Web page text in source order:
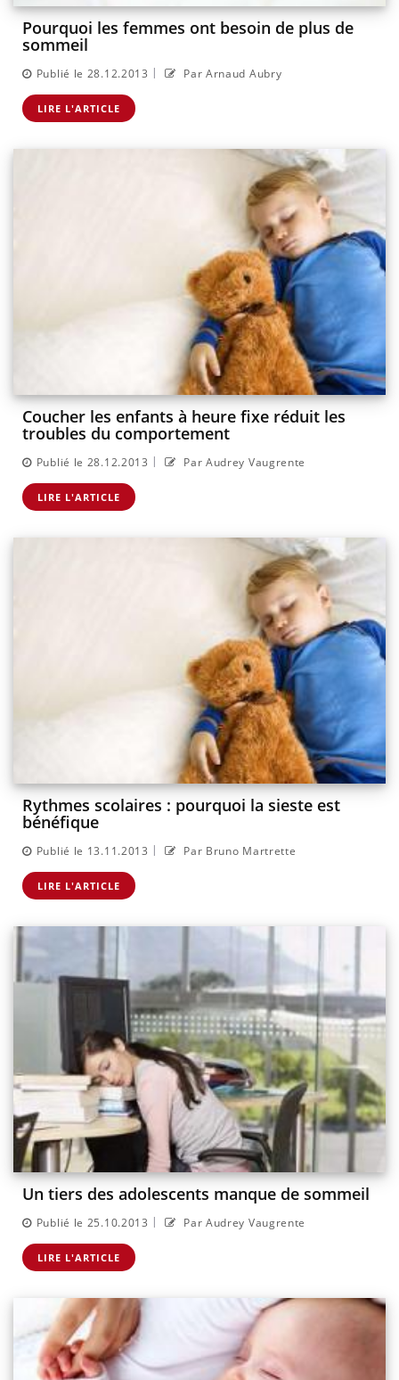
Pourquoi les femmes ont besoin de plus de
sommeil
Publié le 28.12.2013 | Par Arnaud Aubry
LIRE L'ARTICLE
Coucher les enfants à heure fixe réduit les
troubles du comportement
Publié le 28.12.2013 | Par Audrey Vaugrente
LIRE L'ARTICLE
Rythmes scolaires : pourquoi la sieste est
bénéfique
Publié le 13.11.2013 | Par Bruno Martrette
LIRE L'ARTICLE
Un tiers des adolescents manque de sommeil
Publié le 25.10.2013 | Par Audrey Vaugrente
LIRE L'ARTICLE